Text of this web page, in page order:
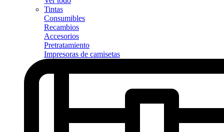
Tintas
Consumibles
Recambios
Accesorios
Pretratamiento
Impresoras de camisetas